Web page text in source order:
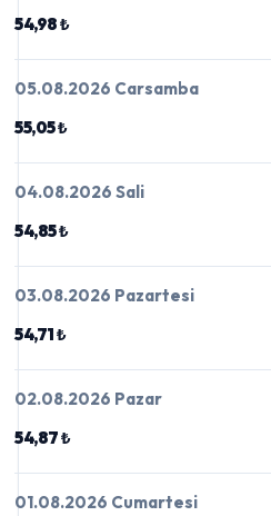
54,98 ₺
05.08.2026 Carsamba
55,05 ₺
04.08.2026 Sali
54,85 ₺
03.08.2026 Pazartesi
54,71 ₺
02.08.2026 Pazar
54,87 ₺
01.08.2026 Cumartesi